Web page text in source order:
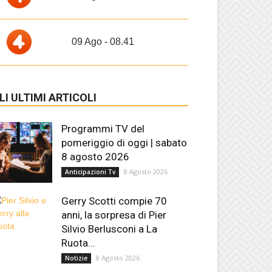
09 Ago - 08.41
ULTIMI ARTICOLI
Programmi TV del
pomeriggio di oggi | sabato
8 agosto 2026
Anticipazioni Tv 8 Agosto 2026
Gerry Scotti compie 70
anni, la sorpresa di Pier
Silvio Berlusconi a La
Ruota...
Notizie 8 Agosto 2026